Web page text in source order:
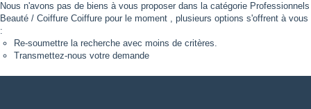
Nous n'avons pas de biens à vous proposer dans la catégorie Professionnels
Beauté / Coiffure Coiffure pour le moment , plusieurs options s'offrent à vous
:
Re-soumettre la recherche avec moins de critères.
Transmettez-nous votre demande